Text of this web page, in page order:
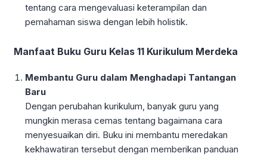
tentang cara mengevaluasi keterampilan dan
pemahaman siswa dengan lebih holistik.
Manfaat Buku Guru Kelas 11 Kurikulum Merdeka
Membantu Guru dalam Menghadapi Tantangan
Baru
Dengan perubahan kurikulum, banyak guru yang
mungkin merasa cemas tentang bagaimana cara
menyesuaikan diri. Buku ini membantu meredakan
kekhawatiran tersebut dengan memberikan panduan